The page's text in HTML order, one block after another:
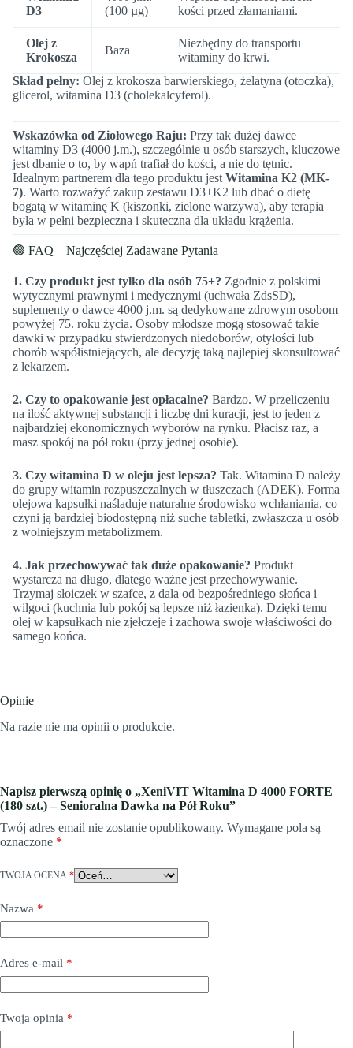
D3
(100 µg)
kości przed złamaniami.
Olej z
Krokosza
Baza
Niezbędny do transportu
witaminy do krwi.
Skład pełny: Olej z krokosza barwierskiego, żelatyna (otoczka),
glicerol, witamina D3 (cholekalcyferol).
Wskazówka od Ziołowego Raju: Przy tak dużej dawce
witaminy D3 (4000 j.m.), szczególnie u osób starszych, kluczowe
jest dbanie o to, by wapń trafiał do kości, a nie do tętnic.
Idealnym partnerem dla tego produktu jest Witamina K2 (MK-
7). Warto rozważyć zakup zestawu D3+K2 lub dbać o dietę
bogatą w witaminę K (kiszonki, zielone warzywa), aby terapia
była w pełni bezpieczna i skuteczna dla układu krążenia.
🟢 FAQ – Najczęściej Zadawane Pytania
1. Czy produkt jest tylko dla osób 75+? Zgodnie z polskimi
wytycznymi prawnymi i medycznymi (uchwała ZdsSD),
suplementy o dawce 4000 j.m. są dedykowane zdrowym osobom
powyżej 75. roku życia. Osoby młodsze mogą stosować takie
dawki w przypadku stwierdzonych niedoborów, otyłości lub
chorób współistniejących, ale decyzję taką najlepiej skonsultować
z lekarzem.
2. Czy to opakowanie jest opłacalne? Bardzo. W przeliczeniu
na ilość aktywnej substancji i liczbę dni kuracji, jest to jeden z
najbardziej ekonomicznych wyborów na rynku. Płacisz raz, a
masz spokój na pół roku (przy jednej osobie).
3. Czy witamina D w oleju jest lepsza? Tak. Witamina D należy
do grupy witamin rozpuszczalnych w tłuszczach (ADEK). Forma
olejowa kapsułki naśladuje naturalne środowisko wchłaniania, co
czyni ją bardziej biodostępną niż suche tabletki, zwłaszcza u osób
z wolniejszym metabolizmem.
4. Jak przechowywać tak duże opakowanie? Produkt
wystarcza na długo, dlatego ważne jest przechowywanie.
Trzymaj słoiczek w szafce, z dala od bezpośredniego słońca i
wilgoci (kuchnia lub pokój są lepsze niż łazienka). Dzięki temu
olej w kapsułkach nie zjełczeje i zachowa swoje właściwości do
samego końca.
Opinie
Na razie nie ma opinii o produkcie.
Napisz pierwszą opinię o „XeniVIT Witamina D 4000 FORTE
(180 szt.) – Senioralna Dawka na Pół Roku”
Twój adres email nie zostanie opublikowany. Wymagane pola są
oznaczone *
TWOJA OCENA *
Nazwa *
Adres e-mail *
Twoja opinia *